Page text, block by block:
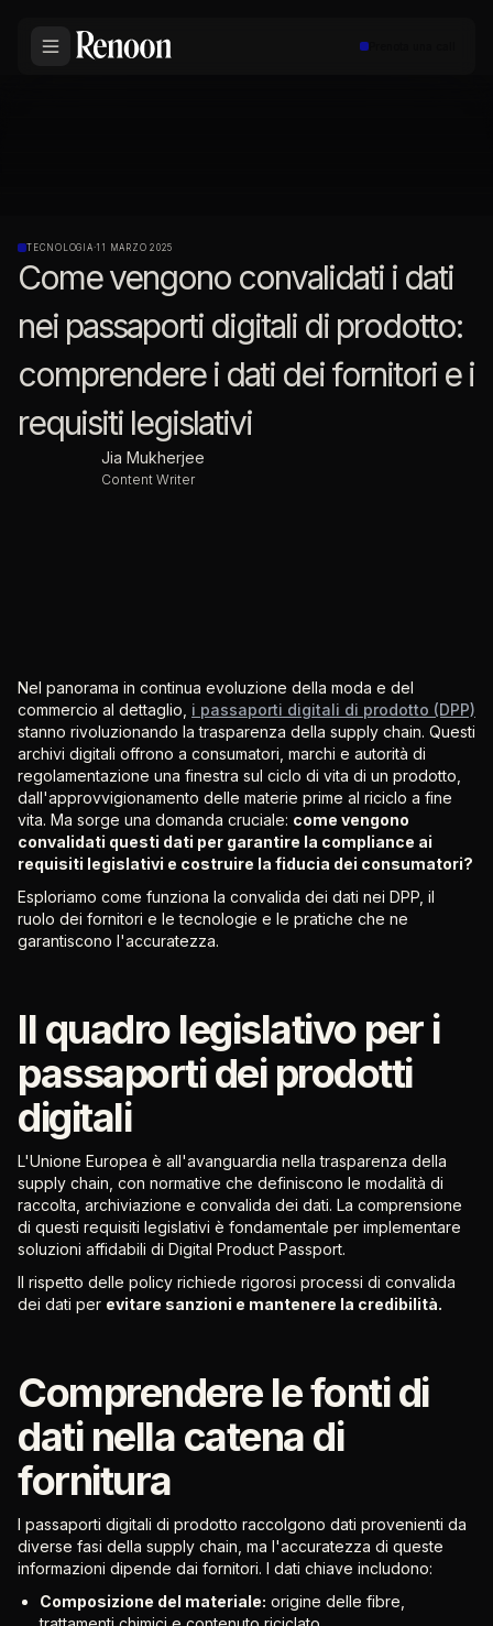
TECNOLOGIA·11 MARZO 2025
Come vengono convalidati i dati
nei passaporti digitali di prodotto:
comprendere i dati dei fornitori e i
requisiti legislativi
Jia Mukherjee
Content Writer
Nel panorama in continua evoluzione della moda e del
commercio al dettaglio, i passaporti digitali di prodotto (DPP)
stanno rivoluzionando la trasparenza della supply chain. Questi
archivi digitali offrono a consumatori, marchi e autorità di
regolamentazione una finestra sul ciclo di vita di un prodotto,
dall'approvvigionamento delle materie prime al riciclo a fine
vita. Ma sorge una domanda cruciale: come vengono
convalidati questi dati per garantire la compliance ai
requisiti legislativi e costruire la fiducia dei consumatori?
Esploriamo come funziona la convalida dei dati nei DPP, il
ruolo dei fornitori e le tecnologie e le pratiche che ne
garantiscono l'accuratezza.
Il quadro legislativo per i
passaporti dei prodotti
digitali
L'Unione Europea è all'avanguardia nella trasparenza della
supply chain, con normative che definiscono le modalità di
raccolta, archiviazione e convalida dei dati. La comprensione
di questi requisiti legislativi è fondamentale per implementare
soluzioni affidabili di Digital Product Passport.
Il rispetto delle policy richiede rigorosi processi di convalida
dei dati per evitare sanzioni e mantenere la credibilità.
Comprendere le fonti di
dati nella catena di
fornitura
I passaporti digitali di prodotto raccolgono dati provenienti da
diverse fasi della supply chain, ma l'accuratezza di queste
informazioni dipende dai fornitori. I dati chiave includono:
Composizione del materiale: origine delle fibre,